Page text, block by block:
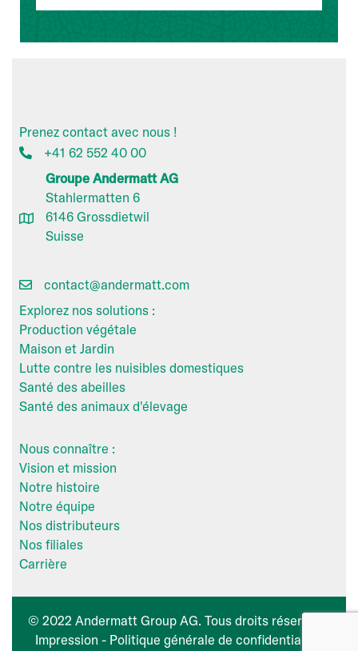
Prenez contact avec nous !
+41 62 552 40 00
Groupe Andermatt AG
Stahlermatten 6
6146 Grossdietwil
Suisse
contact@andermatt.com
Explorez nos solutions :
Production végétale
Maison et Jardin
Lutte contre les nuisibles domestiques
Santé des abeilles
Santé des animaux d'élevage
Nous connaître :
Vision et mission
Notre histoire
Notre équipe
Nos distributeurs
Nos filiales
Carrière
© 2022 Andermatt Group AG. Tous droits réservés -
Impression - Politique générale de confidentialité